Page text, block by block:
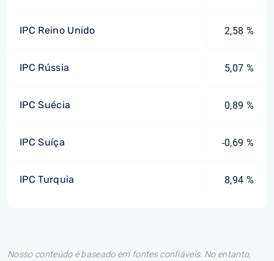
IPC Reino Unido 2,58 %
IPC Rússia 5,07 %
IPC Suécia 0,89 %
IPC Suíça -0,69 %
IPC Turquia 8,94 %
Nosso conteúdo é baseado em fontes confiáveis. No entanto,